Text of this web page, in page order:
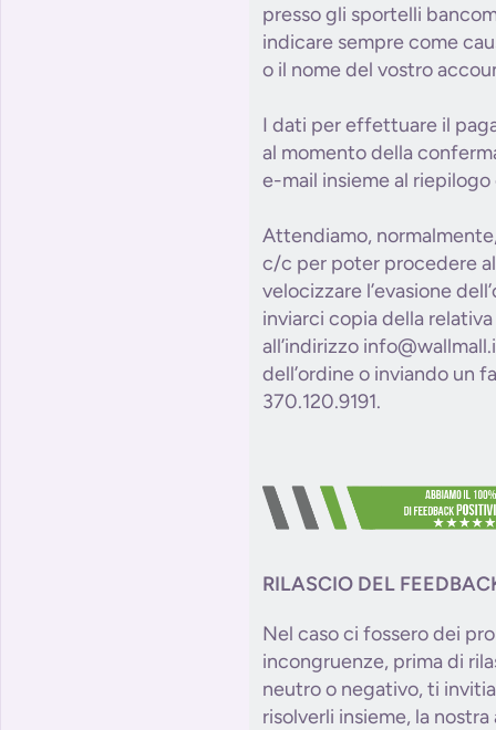
presso gli sportelli
indicare sempre come
o il nome del vostro
I dati per effettuare il
al momento della
e-mail insieme al riepilogo
Attendiamo,
c/c per poter procedere
velocizzare l’evasione
inviarci copia della
all’indirizzo
dell’ordine o inviando un
370.120.9191.
RILASCIO DEL
Nel caso ci fossero dei
incongruenze, prima di
neutro o negativo, ti
risolverli insieme, la